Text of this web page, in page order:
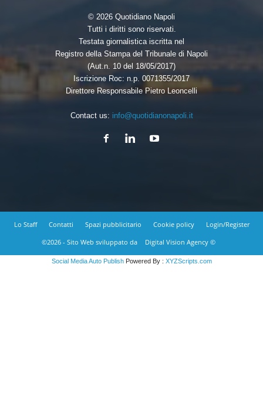
© 2026 Quotidiano Napoli
Tutti i diritti sono riservati.
Testata giornalistica iscritta nel
Registro della Stampa del Tribunale di Napoli
(Aut.n. 10 del 18/05/2017)
Iscrizione Roc: n.p. 0071355/2017
Direttore Responsabile Pietro Leoncelli
Contact us: info@quotidianonapoli.it
Lo Staff Contatti Spazi pubblicitario Cookie policy
Login/Register
©2026 - Sito Web sviluppato da
Digital Vision Agency ©
Social Media Auto PublishPowered By : XYZScripts.com